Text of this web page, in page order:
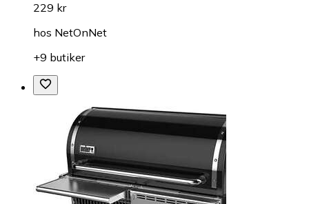
229 kr
hos NetOnNet
+9 butiker